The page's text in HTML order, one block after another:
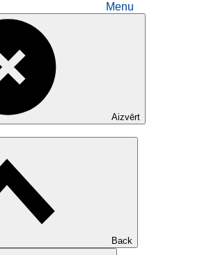
Menu
Aizvērt
Back